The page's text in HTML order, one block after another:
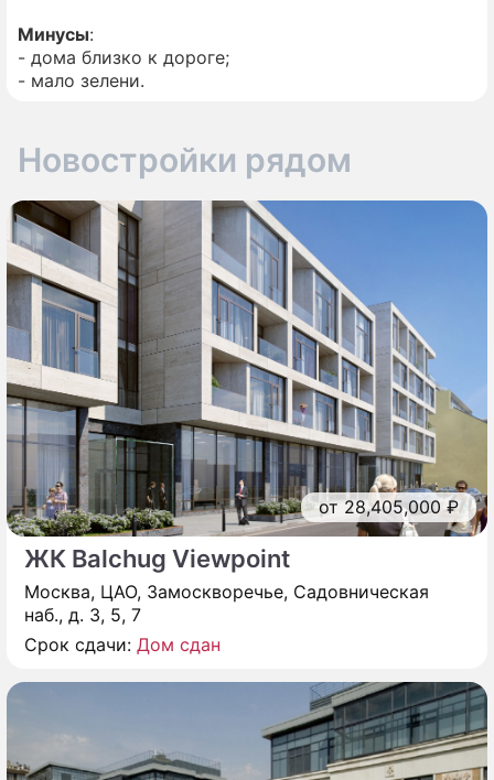
Минусы:
- дома близко к дороге;
- мало зелени.
Новостройки рядом
от 28,405,000 ₽
ЖК Balchug Viewpoint
Москва, ЦАО, Замоскворечье, Садовническая
наб., д. 3, 5, 7
Срок сдачи: Дом сдан